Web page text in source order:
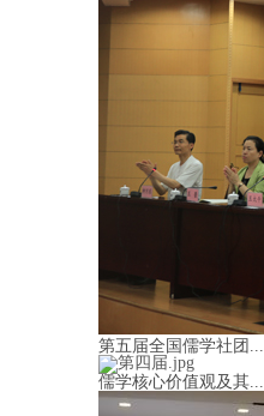
第五届全国儒学社团...
儒学核心价值观及其...